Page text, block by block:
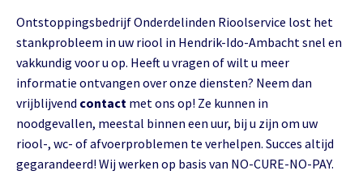
Ontstoppingsbedrijf Onderdelinden Rioolservice lost het
stankprobleem in uw riool in Hendrik-Ido-Ambacht snel en
vakkundig voor u op. Heeft u vragen of wilt u meer
informatie ontvangen over onze diensten? Neem dan
vrijblijvend contact met ons op! Ze kunnen in
noodgevallen, meestal binnen een uur, bij u zijn om uw
riool-, wc- of afvoerproblemen te verhelpen. Succes altijd
gegarandeerd! Wij werken op basis van NO-CURE-NO-PAY.